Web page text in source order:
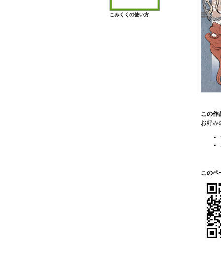
こみくくの使い方
この作
お好み
このペ